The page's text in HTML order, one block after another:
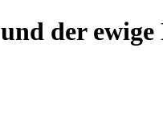
der